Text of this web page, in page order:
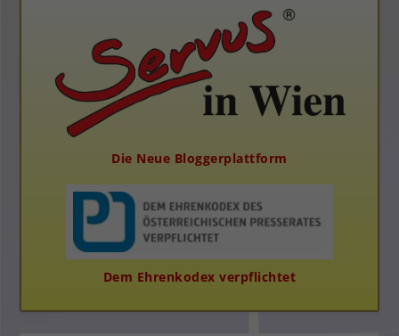
Die Neue Bloggerplattform
Dem Ehrenkodex verpflichtet